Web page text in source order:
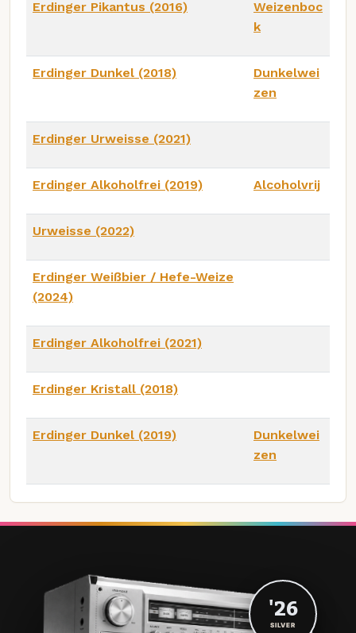
Erdinger Pikantus (2016)
Weizenboc
k
Erdinger Dunkel (2018)
Dunkelwei
zen
Erdinger Urweisse (2021)
Erdinger Alkoholfrei (2019) Alcoholvrij
Urweisse (2022)
Erdinger Weißbier / Hefe-Weize
(2024)
Erdinger Alkoholfrei (2021)
Erdinger Kristall (2018)
Erdinger Dunkel (2019)
Dunkelwei
zen
'26
SILVER